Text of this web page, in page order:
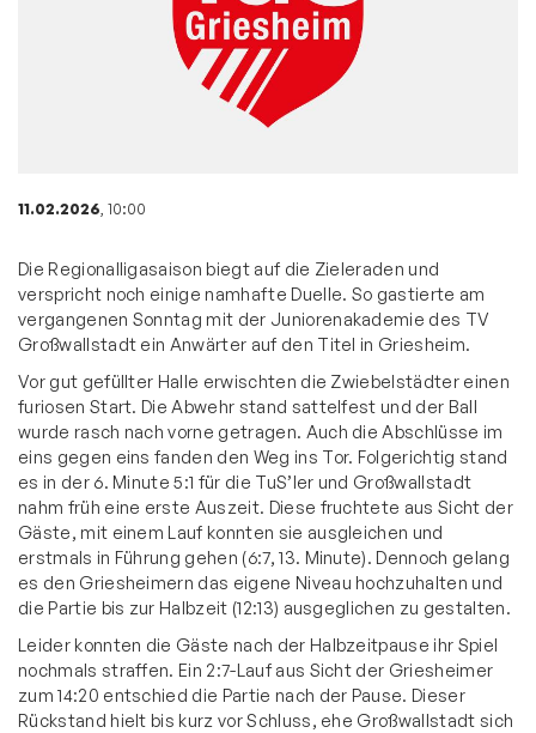
11.02.2026, 10:00
Die Regionalligasaison biegt auf die Zieleraden und
verspricht noch einige namhafte Duelle. So gastierte am
vergangenen Sonntag mit der Juniorenakademie des TV
Großwallstadt ein Anwärter auf den Titel in Griesheim.
Vor gut gefüllter Halle erwischten die Zwiebelstädter einen
furiosen Start. Die Abwehr stand sattelfest und der Ball
wurde rasch nach vorne getragen. Auch die Abschlüsse im
eins gegen eins fanden den Weg ins Tor. Folgerichtig stand
es in der 6. Minute 5:1 für die TuS’ler und Großwallstadt
nahm früh eine erste Auszeit. Diese fruchtete aus Sicht der
Gäste, mit einem Lauf konnten sie ausgleichen und
erstmals in Führung gehen (6:7, 13. Minute). Dennoch gelang
es den Griesheimern das eigene Niveau hochzuhalten und
die Partie bis zur Halbzeit (12:13) ausgeglichen zu gestalten.
Leider konnten die Gäste nach der Halbzeitpause ihr Spiel
nochmals straffen. Ein 2:7-Lauf aus Sicht der Griesheimer
zum 14:20 entschied die Partie nach der Pause. Dieser
Rückstand hielt bis kurz vor Schluss, ehe Großwallstadt sich